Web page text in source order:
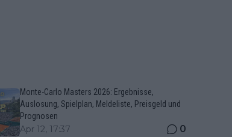
Monte-Carlo Masters 2026: Ergebnisse,
Auslosung, Spielplan, Meldeliste, Preisgeld und
Prognosen
Apr 12, 17:37 0